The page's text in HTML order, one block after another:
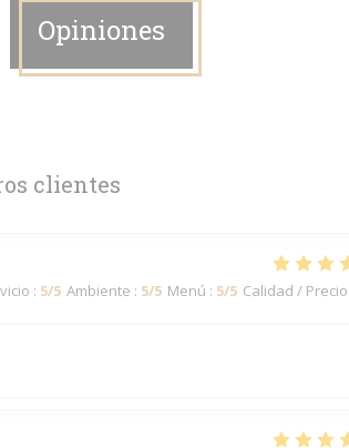
Opiniones
clientes
: 5/5 Ambiente : 5/5 Menú : 5/5 Calidad / Precio